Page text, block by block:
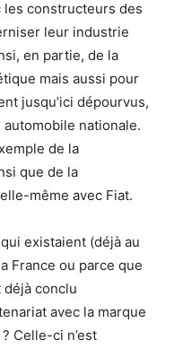
constructeurs des
leur industrie
en partie, de la
mais aussi pour
jusqu’ici dépourvus,
nationale.
de la
que de la
même avec Fiat.
existaient (déjà au
France ou parce que
déjà conclu
avec la marque
Celle-ci n’est